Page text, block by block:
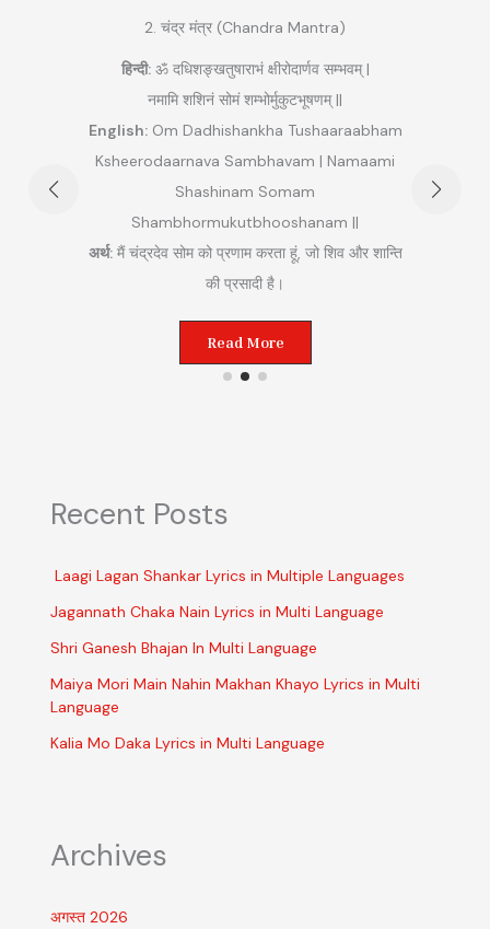
2. चंद्र मंत्र (Chandra Mantra)
हिन्दी:ॐ दधिशङ्खतुषाराभं क्षीरोदार्णव सम्भवम् |
नमामि शशिनं सोमं शम्भोर्मुकुटभूषणम् ||
English:Om Dadhishankha Tushaaraabham
Ksheerodaarnava Sambhavam | Namaami
Shashinam Somam
Shambhormukutbhooshanam ||
अर्थ:मैं चंद्रदेव सोम को प्रणाम करता हूं, जो शिव और शान्ति
की प्रसादी है।
Read More
Recent Posts
Laagi Lagan Shankar Lyrics in Multiple Languages
Jagannath Chaka Nain Lyrics in Multi Language
Shri Ganesh Bhajan In Multi Language
Maiya Mori Main Nahin Makhan Khayo Lyrics in Multi
Language
Kalia Mo Daka Lyrics in Multi Language
Archives
अगस्त 2026